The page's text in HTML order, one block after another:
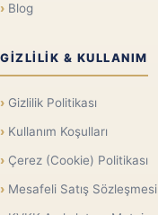
Blog
GIZLILIK & KULLANIM
Gizlilik Politikası
Kullanım Koşulları
Çerez (Cookie) Politikası
Mesafeli Satış Sözleşmesi